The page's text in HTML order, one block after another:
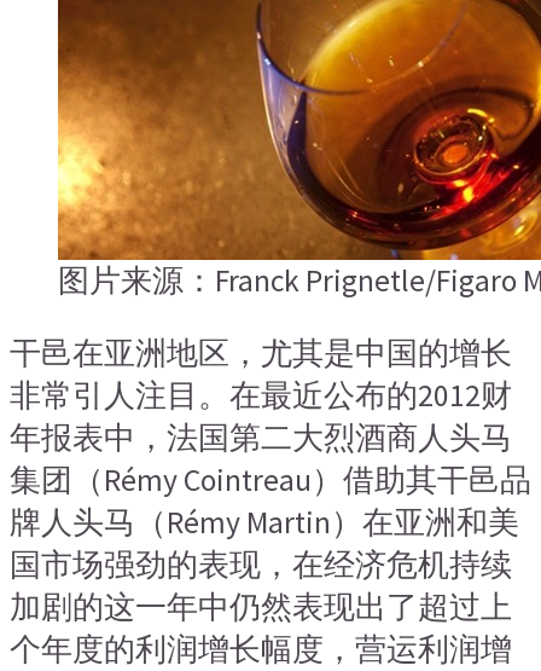
图片来源：Franck Prignetle/Figaro
干邑在亚洲地区，尤其是中国的增长
非常引人注目。在最近公布的2012财
年报表中，法国第二大烈酒商人头马
集团（Rémy Cointreau）借助其干邑品
牌人头马（Rémy Martin）在亚洲和美
国市场强劲的表现，在经济危机持续
加剧的这一年中仍然表现出了超过上
个年度的利润增长幅度，营运利润增